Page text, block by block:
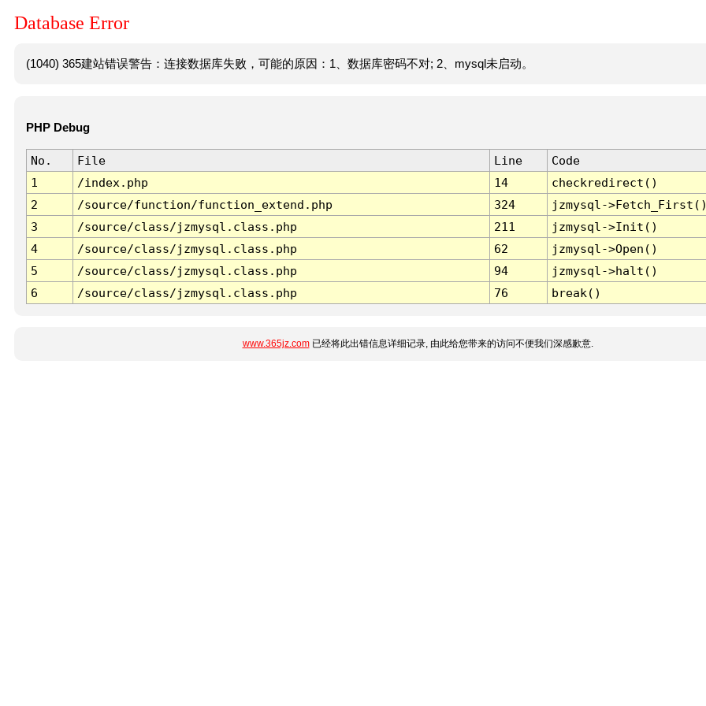
Database Error
(1040) 365建站错误警告：连接数据库失败，可能的原因：1、数据库密码不对; 2、mysql未启动。
PHP Debug
No. File Line
Code
1
/index.php 14
checkredirect()
2
/source/function/function_extend.php 324
jzmysql-
3
/source/class/jzmysql.class.php 211
jzmysql->Init()
4
/source/class/jzmysql.class.php 62
jzmysql->Open()
5
/source/class/jzmysql.class.php 94
jzmysql->halt()
6
/source/class/jzmysql.class.php 76 break()
www.365jz.com已经将此出错信息详细记录, 由此给您带来的访问不便我们深感歉意.